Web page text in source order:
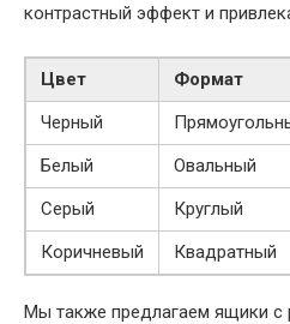
контрастный эффект и
Цвет
Формат
Черный
Белый
Овальный
Серый
Круглый
Коричневый
Квадратный
Мы также предлагаем ящики с